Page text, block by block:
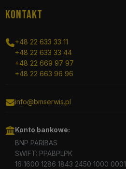
KONTAKT
+48 22 633 33 11
+48 22 633 33 44
+48 22 669 97 97
+48 22 663 96 96
info@bmserwis.pl
Konto bankowe:
BNP PARIBAS
SWIFT: PPABPLPK
16 1600 1286 1843 2450 1000 0001